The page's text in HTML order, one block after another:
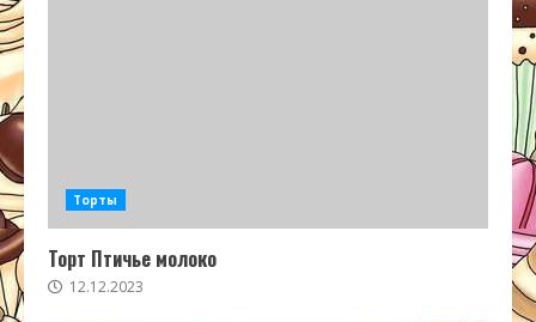
Торты
Торт Птичье молоко
12.12.2023